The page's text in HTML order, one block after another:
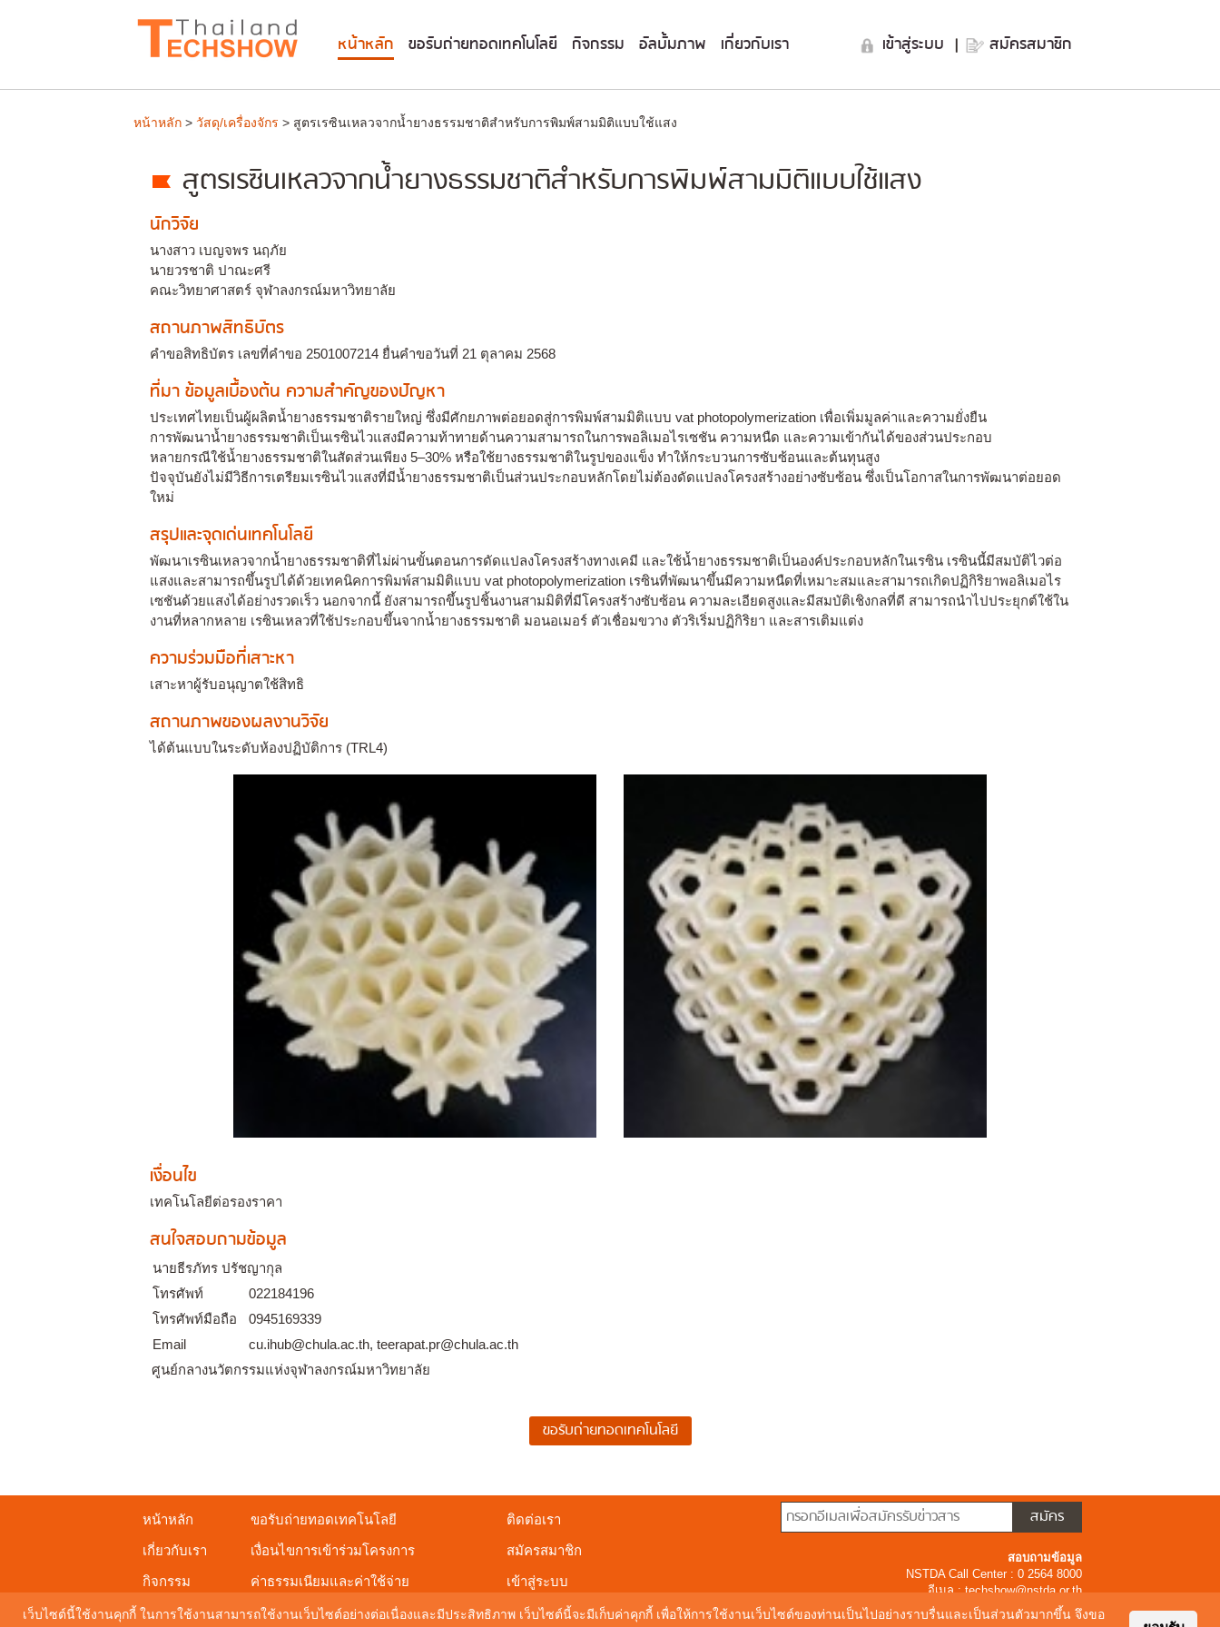
เว็บไซต์นี้ใช้งานคุกกี้ ในการใช้งานสามารถใช้งานเว็บไซต์อย่างต่อเนื่องและมีประสิทธิภาพ เว็บไซต์นี้จะมีเก็บค่าคุกกี้ เพื่อให้การใช้งานเว็บไซต์ของท่านเป็นไปอย่างราบรื่นและเป็นส่วนตัวมากขึ้น จึงขอ
หน้าหลัก ขอรับถ่ายทอดเทคโนโลยี กิจกรรม อัลบั้มภาพ เกี่ยวกับเรา เข้าสู่ระบบ | สมัครสมาชิก
หน้าหลัก > วัสดุ/เครื่องจักร > สูตรเรซินเหลวจากน้ำยางธรรมชาติสำหรับการพิมพ์สามมิติแบบใช้แสง
สูตรเรซินเหลวจากน้ำยางธรรมชาติสำหรับการพิมพ์สามมิติแบบใช้แสง
นักวิจัย
นางสาว เบญจพร นฤภัย
นายวรชาติ ปาณะศรี
คณะวิทยาศาสตร์ จุฬาลงกรณ์มหาวิทยาลัย
สถานภาพสิทธิบัตร
คำขอสิทธิบัตร เลขที่คำขอ 2501007214 ยื่นคำขอวันที่ 21 ตุลาคม 2568
ที่มา ข้อมูลเบื้องต้น ความสำคัญของปัญหา
ประเทศไทยเป็นผู้ผลิตน้ำยางธรรมชาติรายใหญ่ ซึ่งมีศักยภาพต่อยอดสู่การพิมพ์สามมิติแบบ vat photopolymerization เพื่อเพิ่มมูลค่าและความยั่งยืน
การพัฒนาน้ำยางธรรมชาติเป็นเรซินไวแสงมีความท้าทายด้านความสามารถในการพอลิเมอไรเซชัน ความหนืด และความเข้ากันได้ของส่วนประกอบ
หลายกรณีใช้น้ำยางธรรมชาติในสัดส่วนเพียง 5–30% หรือใช้ยางธรรมชาติในรูปของแข็ง ทำให้กระบวนการซับซ้อนและต้นทุนสูง
ปัจจุบันยังไม่มีวิธีการเตรียมเรซินไวแสงที่มีน้ำยางธรรมชาติเป็นส่วนประกอบหลักโดยไม่ต้องดัดแปลงโครงสร้างอย่างซับซ้อน ซึ่งเป็นโอกาสในการพัฒนาต่อยอด
ใหม่
สรุปและจุดเด่นเทคโนโลยี
พัฒนาเรซินเหลวจากน้ำยางธรรมชาติที่ไม่ผ่านขั้นตอนการดัดแปลงโครงสร้างทางเคมี และใช้น้ำยางธรรมชาติเป็นองค์ประกอบหลักในเรซิน เรซินนี้มีสมบัติไวต่อ
แสงและสามารถขึ้นรูปได้ด้วยเทคนิคการพิมพ์สามมิติแบบ vat photopolymerization เรซินที่พัฒนาขึ้นมีความหนืดที่เหมาะสมและสามารถเกิดปฏิกิริยาพอลิเมอไร
เซชันด้วยแสงได้อย่างรวดเร็ว นอกจากนี้ ยังสามารถขึ้นรูปชิ้นงานสามมิติที่มีโครงสร้างซับซ้อน ความละเอียดสูงและมีสมบัติเชิงกลที่ดี สามารถนำไปประยุกต์ใช้ใน
งานที่หลากหลาย เรซินเหลวที่ใช้ประกอบขึ้นจากน้ำยางธรรมชาติ มอนอเมอร์ ตัวเชื่อมขวาง ตัวริเริ่มปฏิกิริยา และสารเติมแต่ง
ความร่วมมือที่เสาะหา
เสาะหาผู้รับอนุญาตใช้สิทธิ
สถานภาพของผลงานวิจัย
ได้ต้นแบบในระดับห้องปฏิบัติการ (TRL4)
เงื่อนไข
เทคโนโลยีต่อรองราคา
สนใจสอบถามข้อมูล
นายธีรภัทร ปรัชญากุล
โทรศัพท์
022184196
โทรศัพท์มือถือ
0945169339
Email
cu.ihub@chula.ac.th, teerapat.pr@chula.ac.th
ศูนย์กลางนวัตกรรมแห่งจุฬาลงกรณ์มหาวิทยาลัย
หน้าหลัก
เกี่ยวกับเรา
กิจกรรม
ขอรับถ่ายทอดเทคโนโลยี
เงื่อนไขการเข้าร่วมโครงการ
ค่าธรรมเนียมและค่าใช้จ่าย
ดาวน์โหลดเอกสารเผยแพร่
ติดต่อเรา
สมัครสมาชิก
เข้าสู่ระบบ
สอบถามข้อมูล
NSTDA Call Center : 0 2564 8000
อีเมล :techshow@nstda.or.th